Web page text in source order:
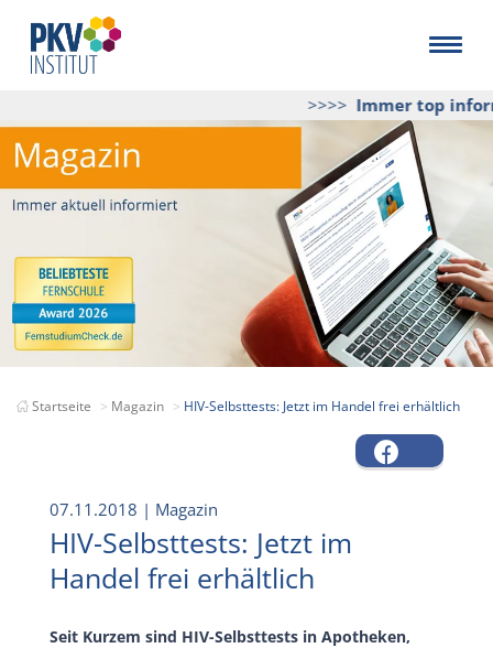
>>>>Immer top
Startseite Magazin HIV-Selbsttests: Jetzt im Handel frei erhältlich
07.11.2018 | Magazin
HIV-Selbsttests: Jetzt im
Handel frei erhältlich
Seit Kurzem sind HIV-Selbsttests in Apotheken,